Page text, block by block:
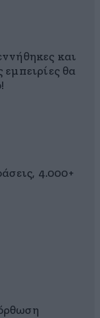
και
θα
4.000+